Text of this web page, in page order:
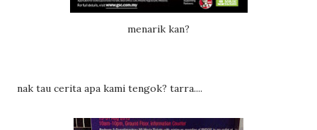
menarik kan?
nak tau cerita apa kami tengok? tarra....